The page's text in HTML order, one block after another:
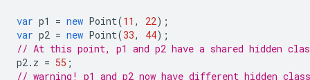
var p1 = new Point(11 , 22);
var p2 = new Point(33, 44);
// At this point, p1 and p2 have a shared hidden
p2. z = 55 ;
// warning! p1 and p2 now have different hidden